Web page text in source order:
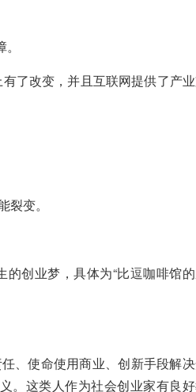
了改变，并且互联网提供了产
变。
创业梦，具体为“比逗咖啡馆
、使命使用商业、创新手段解
。这类人作为社会创业家有良